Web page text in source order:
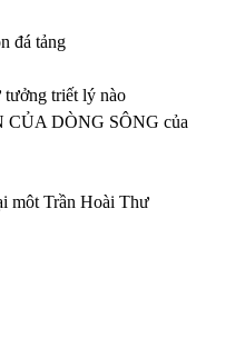
đá tảng
tưởng triết lý nào
DÒNG SÔNG của
môt Trần Hoài Thư